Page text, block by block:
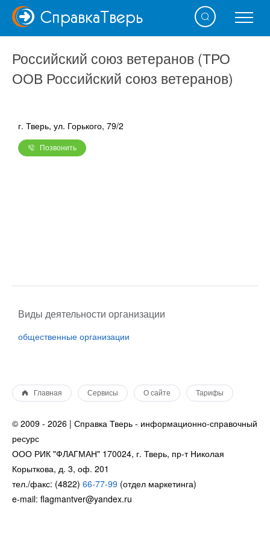
СправкаТверь
Российский союз ветеранов (ТРО
ООВ Российский союз ветеранов)
г. Тверь, ул. Горького, 79/2
Позвонить
Виды деятельности организации
общественные организации
Главная Сервисы О сайте Тарифы
© 2009 - 2026 | Справка Тверь - информационно-справочный
ресурс
ООО РИК "ФЛАГМАН" 170024, г. Тверь, пр-т Николая
Корыткова, д. 3, оф. 201
тел./факс: (4822) 66-77-99 (отдел маркетинга)
e-mail: flagmantver@yandex.ru